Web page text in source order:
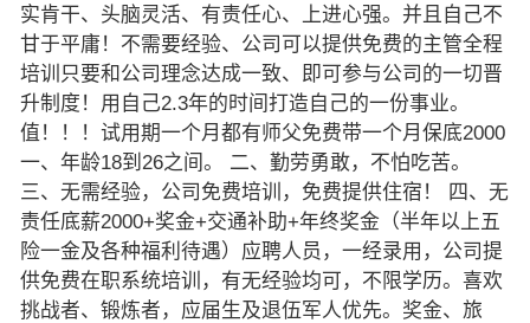
实肯干、头脑灵活、有责任心、上进心强。并且自己不
甘于平庸！不需要经验、公司可以提供免费的主管全程
培训只要和公司理念达成一致、即可参与公司的一切晋
升制度！用自己2.3年的时间打造自己的一份事业。
值！！！试用期一个月都有师父免费带一个月保底2000
一、年龄18到26之间。 二、勤劳勇敢，不怕吃苦。
三、无需经验，公司免费培训，免费提供住宿！ 四、无
责任底薪2000+奖金+交通补助+年终奖金（半年以上五
险一金及各种福利待遇）应聘人员，一经录用，公司提
供免费在职系统培训，有无经验均可，不限学历。喜欢
挑战者、锻炼者，应届生及退伍军人优先。奖金、旅